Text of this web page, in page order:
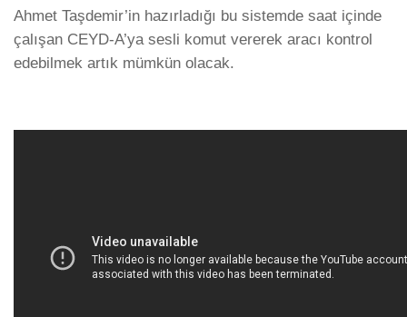
Ahmet Taşdemir’in hazırladığı bu sistemde saat içinde
çalışan CEYD-A’ya sesli komut vererek aracı kontrol
edebilmek artık mümkün olacak.